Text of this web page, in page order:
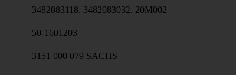
3482083118, 3482083032, 20M002
50-1601203
3151 000 079 SACHS